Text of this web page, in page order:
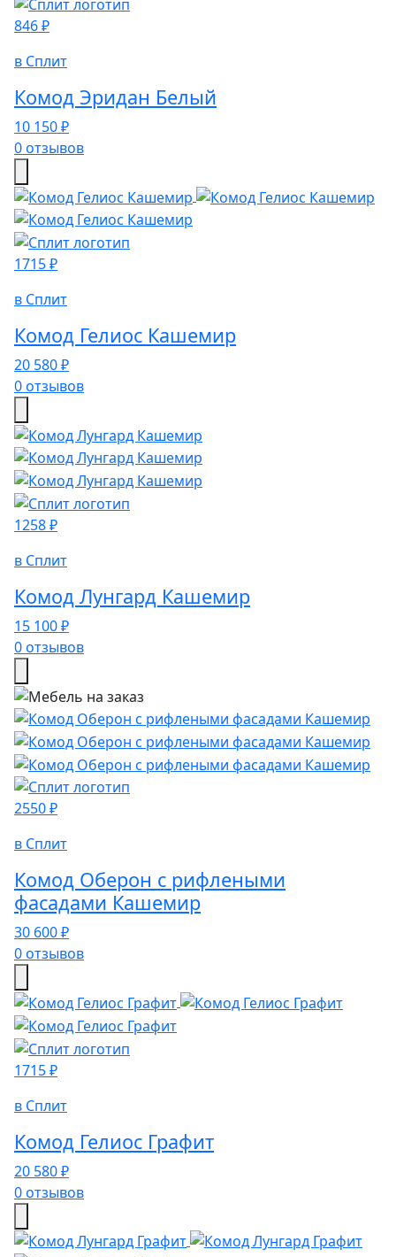
846 ₽
в Сплит
Комод Эридан Белый
10 150 ₽
0 отзывов
1715 ₽
в Сплит
Комод Гелиос Кашемир
20 580 ₽
0 отзывов
1258 ₽
в Сплит
Комод Лунгард Кашемир
15 100 ₽
0 отзывов
2550 ₽
в Сплит
Комод Оберон с рифлеными
фасадами Кашемир
30 600 ₽
0 отзывов
1715 ₽
в Сплит
Комод Гелиос Графит
20 580 ₽
0 отзывов